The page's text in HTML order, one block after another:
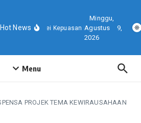
Hot News
Hasil Survei Kepuasan Masyarakat (SKM)
Minggu,
Agustus 9,
2026
Menu
PROJEK TEMA KEWIRAUSAHAAN